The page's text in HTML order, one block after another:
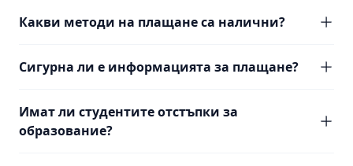
Какви методи на плащане са налични?
Сигурна ли е информацията за плащане?
Имат ли студентите отстъпки за
образование?